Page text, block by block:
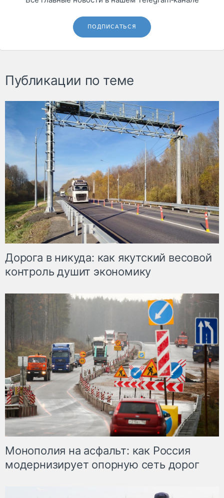
ПОДПИСАТЬСЯ
Публикации по теме
Дорога в никуда: как якутский весовой
контроль душит экономику
Монополия на асфальт: как Россия
модернизирует опорную сеть дорог